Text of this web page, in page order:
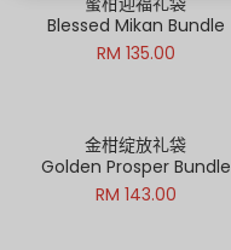
Blessed Mikan Bundle
RM 135.00
金柑绽放礼袋
Golden Prosper Bundle
RM 143.00